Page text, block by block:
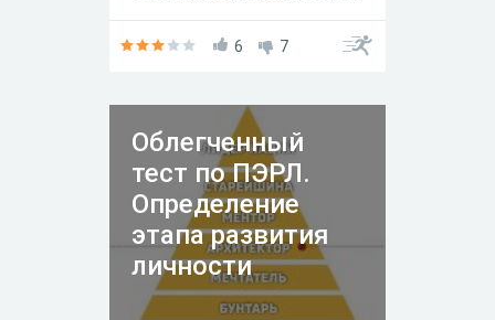
отстать в эволюции друг от
так и жертвы
6 7
Облегченный
тест по ПЭРЛ.
Определение
этапа развития
личности